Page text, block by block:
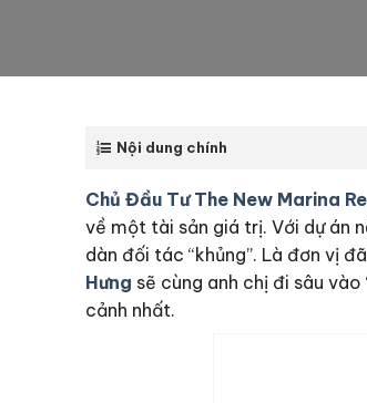
Nội dung chính
Chủ Đầu Tư The New Marina
về một tài sản giá trị. Với dự án
dàn đối tác “khủng”. Là đơn vị
Hưng sẽ cùng anh chị đi sâu
cảnh nhất.